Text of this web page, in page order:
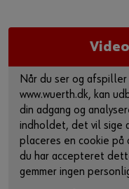
Når du ser og
www.wuerth.dk, kan
din adgang og
indholdet, det vil sige
placeres en cookie
du har accepteret
gemmer ingen